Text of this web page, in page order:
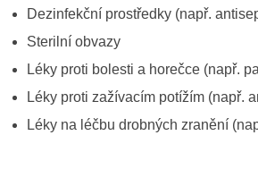
Dezinfekční prostředky (např.
Sterilní obvazy
Léky proti bolesti a horečce (např.
Léky proti zažívacím potížím (např.
Léky na léčbu drobných zranění